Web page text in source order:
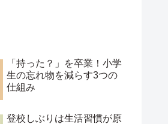
「持った？」を卒業！小学
生の忘れ物を減らす3つの
仕組み
登校しぶりは生活習慣が原